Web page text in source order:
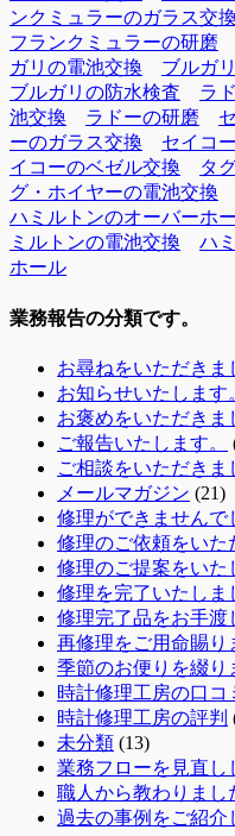
ンクミュラーのガラス交換
フランクミュラーの研磨
ガリの電池交換
ブルガ
ブルガリの防水検査
ラ
池交換
ラドーの研磨
ーのガラス交換
セイコ
イコーのベゼル交換
タ
グ・ホイヤーの電池交換
ハミルトンのオーバーホ
ミルトンの電池交換
ハ
ホール
業務報告の分類です。
お尋ねをいただきま
お知らせいたします
お褒めをいただきま
ご報告いたします。
ご相談をいただきま
メールマガジン (21)
修理ができませんで
修理のご依頼をいた
修理のご提案をいた
修理を完了いたしま
修理完了品をお手渡
再修理をご用命賜り
季節のお便りを綴り
時計修理工房の口コ
時計修理工房の評判
未分類 (13)
業務フローを見直し
職人から教わりまし
過去の事例をご紹介